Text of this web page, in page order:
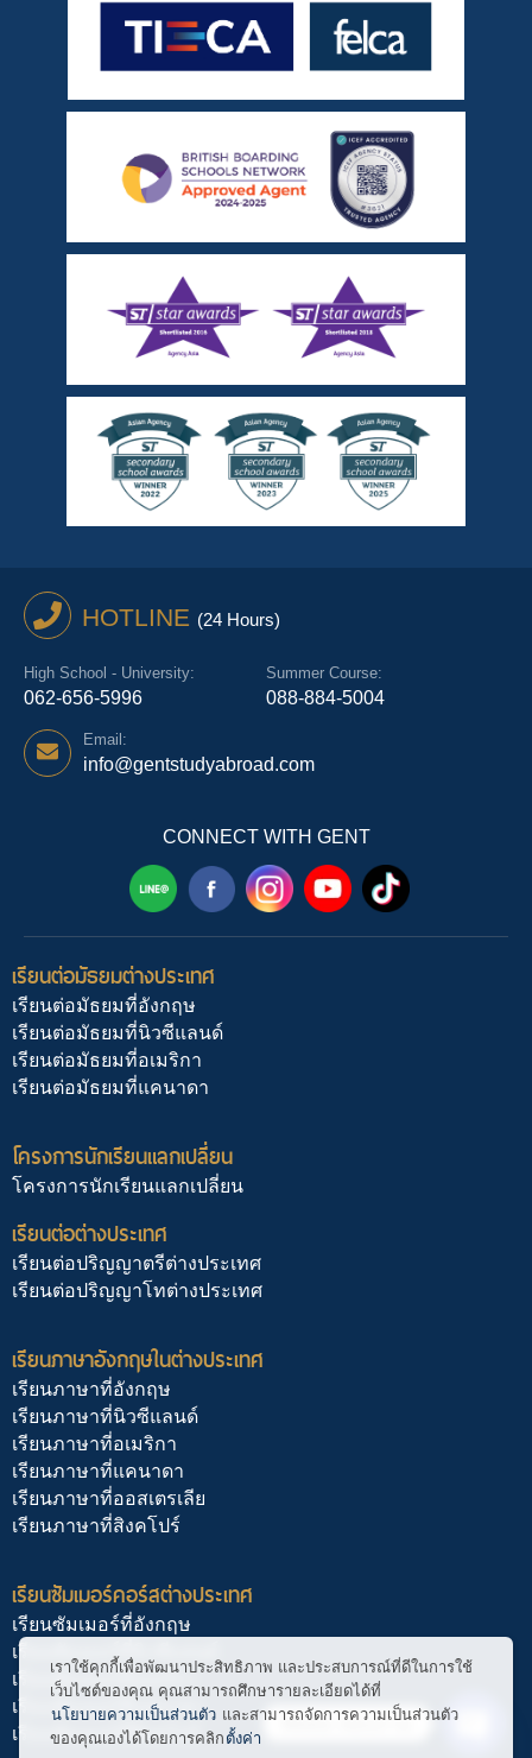
HOTLINE (24 Hours)
High School - University:
062-656-5996
Summer Course:
088-884-5004
Email:
info@gentstudyabroad.com
CONNECT WITH GENT
เรียนต่อมัธยมต่างประเทศ
เรียนต่อมัธยมที่อังกฤษ
เรียนต่อมัธยมที่นิวซีแลนด์
เรียนต่อมัธยมที่อเมริกา
เรียนต่อมัธยมที่แคนาดา
โครงการนักเรียนแลกเปลี่ยน
โครงการนักเรียนแลกเปลี่ยน
เรียนต่อต่างประเทศ
เรียนต่อปริญญาตรีต่างประเทศ
เรียนต่อปริญญาโทต่างประเทศ
เรียนภาษาอังกฤษในต่างประเทศ
เรียนภาษาที่อังกฤษ
เรียนภาษาที่นิวซีแลนด์
เรียนภาษาที่อเมริกา
เรียนภาษาที่แคนาดา
เรียนภาษาที่ออสเตรเลีย
เรียนภาษาที่สิงคโปร์
เรียนซัมเมอร์คอร์สต่างประเทศ
เรียนซัมเมอร์ที่อังกฤษ
เรียนซัมเมอร์ที่นิวซีแลนด์
เรียนซัมเมอร์ที่อเมริกา
เรียนซัมเมอร์ที่แคนาดา
เรียนซัมเมอร์ที่สิงคโปร์
เราใช้คุกกี้เพื่อพัฒนาประสิทธิภาพ และประสบการณ์ที่ดีในการใช้
เว็บไซต์ของคุณ คุณสามารถศึกษารายละเอียดได้ที่
นโยบายความเป็นส่วนตัว และสามารถจัดการความเป็นส่วนตัว
ของคุณเองได้โดยการคลิก ตั้งค่า
ติดต่อ สอบถาม